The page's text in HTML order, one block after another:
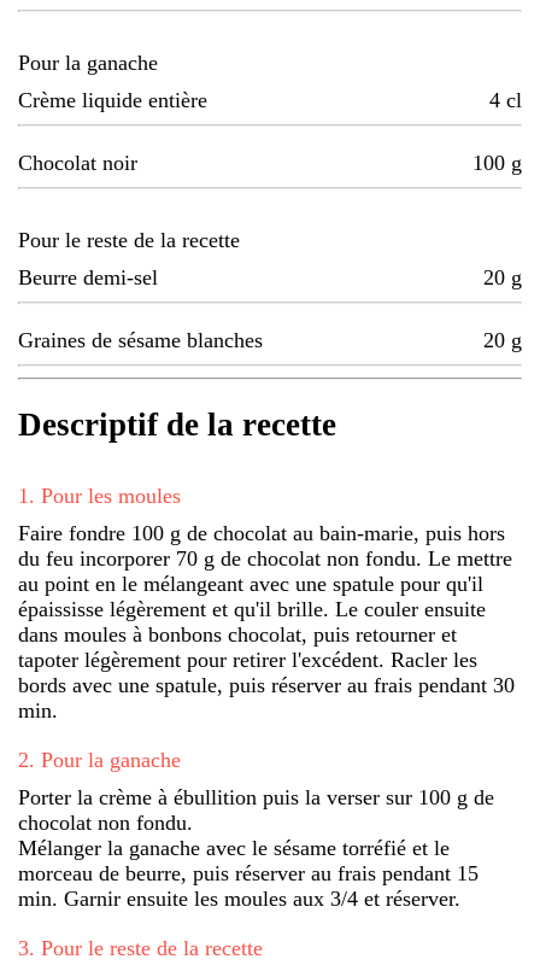
Pour la ganache
Crème liquide entière
4 cl
Chocolat noir 100 g
Pour le reste de la recette
Beurre demi-sel
20 g
Graines de sésame blanches 20 g
Descriptif de la recette
1 . Pour les moules
Faire fondre 100 g de chocolat au bain-marie, puis hors
du feu incorporer 70 g de chocolat non fondu. Le mettre
au point en le mélangeant avec une spatule pour qu'il
épaississe légèrement et qu'il brille. Le couler ensuite
dans moules à bonbons chocolat, puis retourner et
tapoter légèrement pour retirer l'excédent. Racler les
bords avec une spatule, puis réserver au frais pendant 30
min.
2. Pour la ganache
Porter la crème à ébullition puis la verser sur 100 g de
chocolat non fondu.
Mélanger la ganache avec le sésame torréfié et le
morceau de beurre, puis réserver au frais pendant 15
min. Garnir ensuite les moules aux 3/4 et réserver.
3. Pour le reste de la recette